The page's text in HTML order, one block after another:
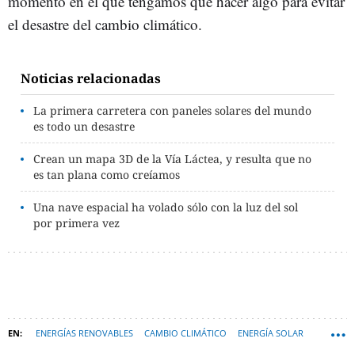
el desastre del cambio climático.
Noticias relacionadas
La primera carretera con paneles solares del mundo
es todo un desastre
Crean un mapa 3D de la Vía Láctea, y resulta que no
es tan plana como creíamos
Una nave espacial ha volado sólo con la luz del sol
por primera vez
ENERGÍAS RENOVABLES CAMBIO CLIMÁTICO ENERGÍA SOLAR